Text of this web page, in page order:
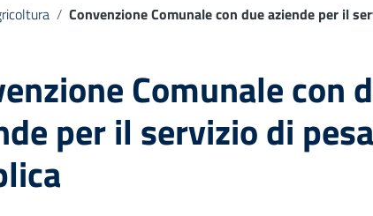
/ Convenzione Comunale con due aziende per il
Comunale con
per il servizio di